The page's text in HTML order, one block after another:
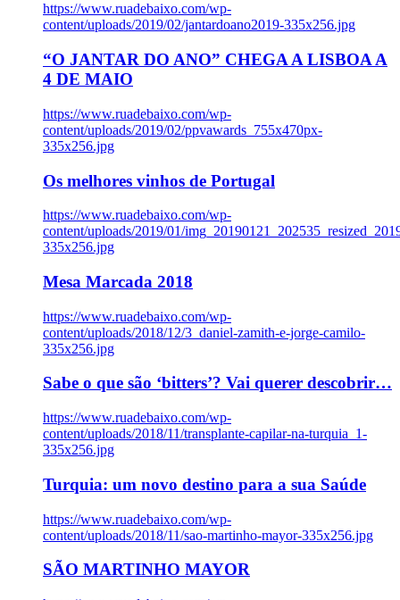
https://www.ruadebaixo.com/wp-
content/uploads/2019/02/jantardoano2019-335x256.jpg
“O JANTAR DO ANO” CHEGA A LISBOA A
4 DE MAIO
https://www.ruadebaixo.com/wp-
content/uploads/2019/02/ppvawards_755x470px-
335x256.jpg
Os melhores vinhos de Portugal
https://www.ruadebaixo.com/wp-
content/uploads/2019/01/
335x256.jpg
Mesa Marcada 2018
https://www.ruadebaixo.com/wp-
content/uploads/2018/12/3_daniel-zamith-e-jorge-camilo-
335x256.jpg
Sabe o que são ‘bitters’? Vai querer descobrir…
https://www.ruadebaixo.com/wp-
content/uploads/2018/11/transplante-capilar-na-turquia_1-
335x256.jpg
Turquia: um novo destino para a sua Saúde
https://www.ruadebaixo.com/wp-
content/uploads/2018/11/sao-martinho-mayor-335x256.jpg
SÃO MARTINHO MAYOR